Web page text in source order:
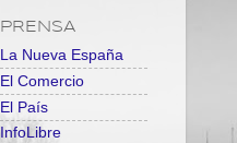
PRENSA
La Nueva España
El Comercio
El País
InfoLibre